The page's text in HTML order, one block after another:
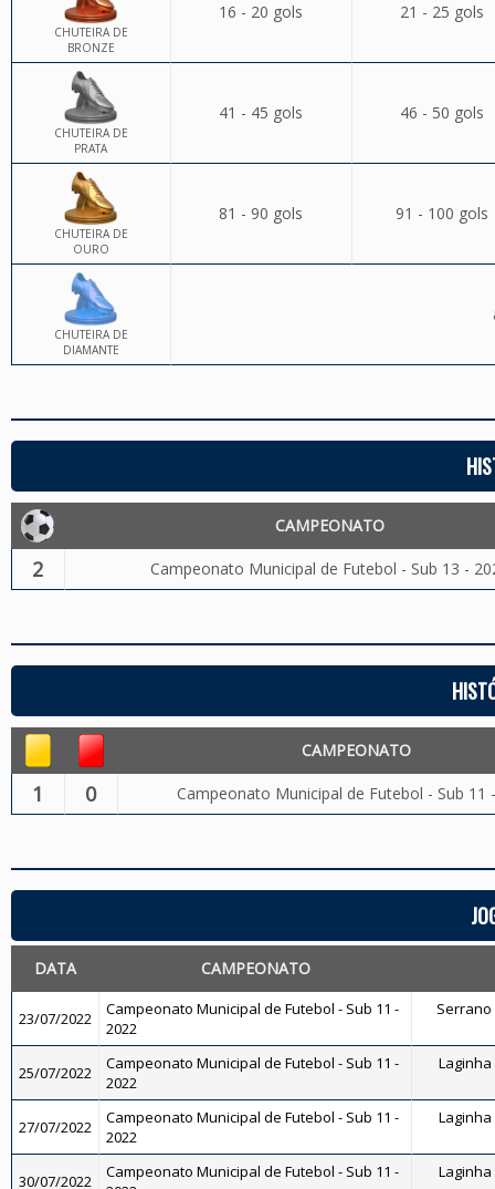
CHUTEIRA DE
BRONZE
16 - 20 gols 21 - 25 gols
CHUTEIRA DE
PRATA
41 - 45 gols 46 - 50 gols
CHUTEIRA DE
OURO
81 - 90 gols 91 - 100 gols
CHUTEIRA DE
DIAMANTE
CAMPEONATO
2 Campeonato Municipal de Futebol - Sub 13 -
CAMPEONATO
1 0 Campeonato Municipal de Futebol - Sub 11
DATA CAMPEONATO
23/07/2022
Campeonato Municipal de Futebol - Sub 11 -
2022
Serrano
25/07/2022
Campeonato Municipal de Futebol - Sub 11 -
2022
Laginha
27/07/2022
Campeonato Municipal de Futebol - Sub 11 -
2022
Laginha
30/07/2022
Campeonato Municipal de Futebol - Sub 11 -
Laginha